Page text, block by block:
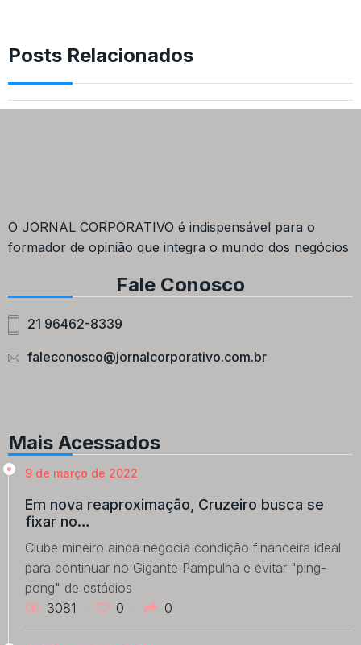
Posts Relacionados
O JORNAL CORPORATIVO é indispensável para o
formador de opinião que integra o mundo dos negócios
Fale Conosco
21 96462-8339
faleconosco@jornalcorporativo.com.br
Mais Acessados
9 de março de 2022
Em nova reaproximação, Cruzeiro busca se
fixar no…
Clube mineiro ainda negocia condição financeira ideal
para continuar no Gigante Pampulha e evitar "ping-
pong" de estádios
3081
0 0